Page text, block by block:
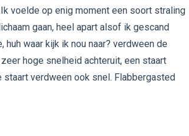
voelde op enig moment een soort straling
gaan, heel apart alsof ik gescand
huh waar kijk ik nou naar? verdween de
hoge snelheid achteruit, een staart
verdween ook snel. Flabbergasted